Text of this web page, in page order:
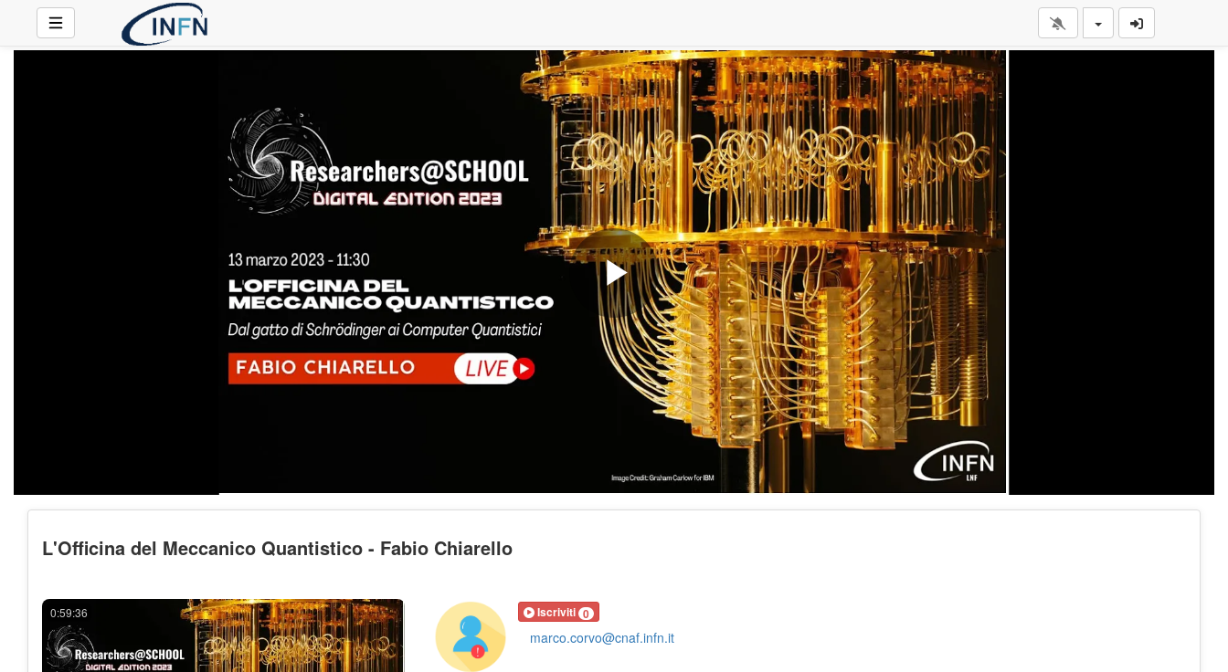
Play
Video
L'Officina del Meccanico Quantistico - Fabio Chiarello
0:59:36 Iscriviti 0
marco.corvo@cnaf.infn.it